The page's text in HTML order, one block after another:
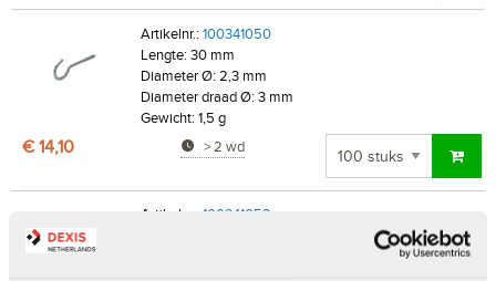
Artikelnr.: 100341050
Lengte: 30 mm
Diameter Ø: 2,3 mm
Diameter draad Ø: 3 mm
Gewicht: 1,5 g
€ 14,10 > 2 wd
Artikelnr.: 100341052
Diameter draad Ø: 4 mm